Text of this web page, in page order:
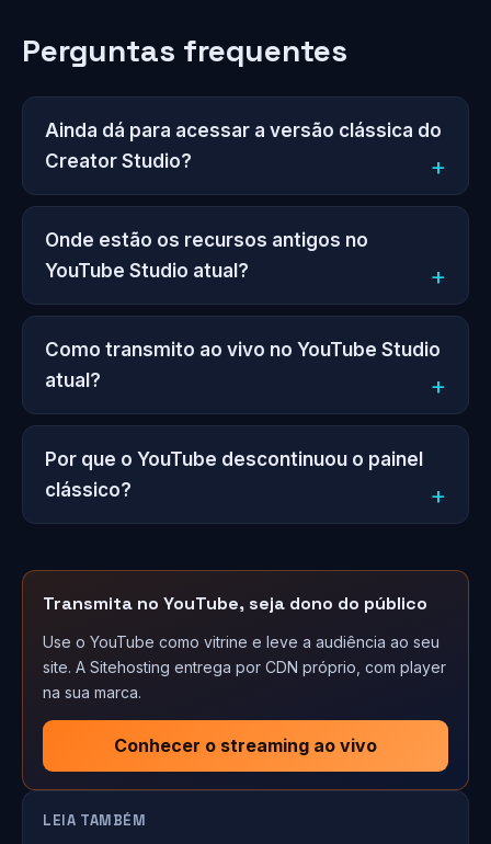
Perguntas frequentes
Ainda dá para acessar a versão clássica do
Creator Studio?
Onde estão os recursos antigos no
YouTube Studio atual?
Como transmito ao vivo no YouTube Studio
atual?
Por que o YouTube descontinuou o painel
clássico?
Transmita no YouTube, seja dono do público
Use o YouTube como vitrine e leve a audiência ao seu
site. A Sitehosting entrega por CDN próprio, com player
na sua marca.
Conhecer o streaming ao vivo
LEIA TAMBÉM